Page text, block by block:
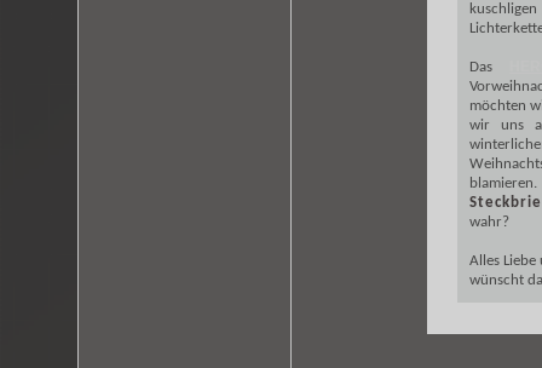
Das
möchten
wir uns
wahr?
Alles
wünscht